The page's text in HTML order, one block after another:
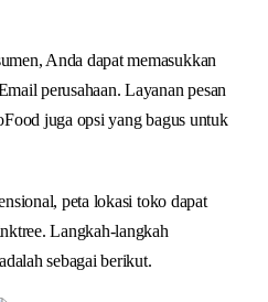
Anda dapat memasukkan
perusahaan. Layanan pesan
juga opsi yang bagus untuk
peta lokasi toko dapat
Langkah-langkah
sebagai berikut.